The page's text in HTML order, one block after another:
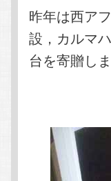
動
昨年は西ア
設，カルマ
台を寄贈しま